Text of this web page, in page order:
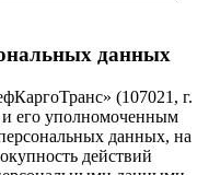
данных
(107021, г.
и его уполномоченным
данных, на
действий